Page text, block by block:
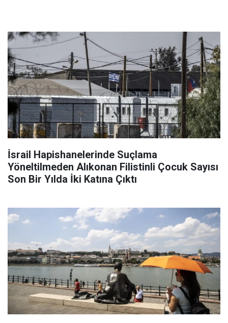
İsrail Hapishanelerinde Suçlama
Yöneltilmeden Alıkonan Filistinli Çocuk Sayısı
Son Bir Yılda İki Katına Çıktı